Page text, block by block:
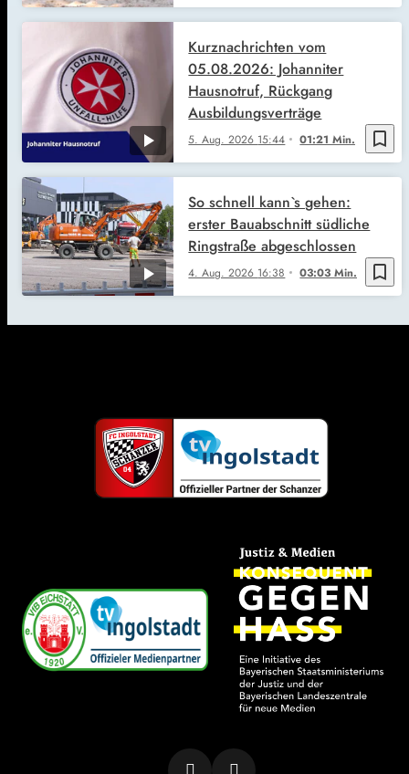
bookmark_border
5. Aug. 2026 15:44 01:21 Min.
Kurznachrichten vom
05.08.2026: Johanniter
Hausnotruf, Rückgang
Ausbildungsverträge
bookmark_border
4. Aug. 2026 16:38 03:03 Min.
So schnell kann`s gehen:
erster Bauabschnitt südliche
Ringstraße abgeschlossen